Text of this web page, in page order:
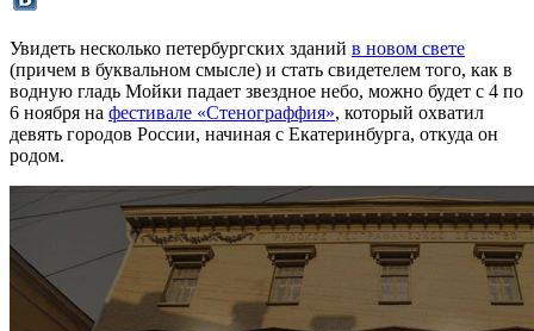
Увидеть несколько петербургских зданий в новом свете
(причем в буквальном смысле) и стать свидетелем того, как в
водную гладь Мойки падает звездное небо, можно будет с 4 по
6 ноября на фестивале «Стенограффия», который охватил
девять городов России, начиная с Екатеринбурга, откуда он
родом.